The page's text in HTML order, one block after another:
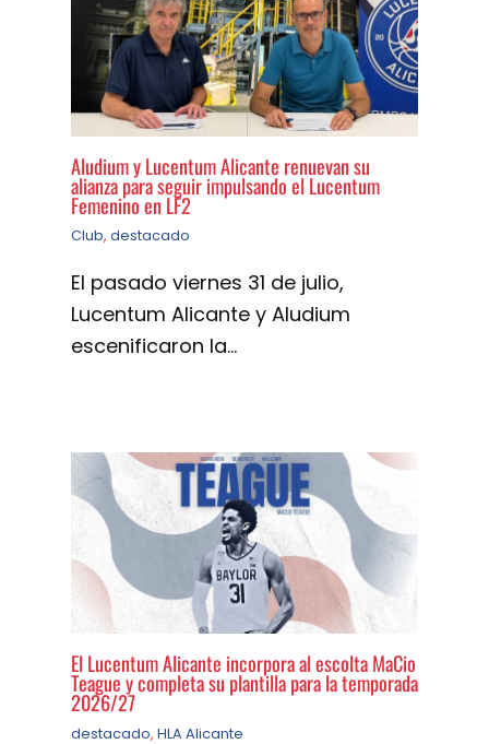
Aludium y Lucentum Alicante renuevan su
alianza para seguir impulsando el Lucentum
Femenino en LF2
Club, destacado
El pasado viernes 31 de julio,
Lucentum Alicante y Aludium
escenificaron la…
El Lucentum Alicante incorpora al escolta MaCio
Teague y completa su plantilla para la temporada
2026/27
destacado, HLA Alicante